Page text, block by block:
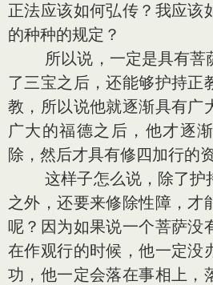
正法应该如何弘传？我应该
的种种的规定？
所以说，一定是具有菩
了三宝之后，还能够护持正
教，所以说他就逐渐具有广
广大的福德之后，他才逐
除，然后才具有修四加行的资
这样子怎么说，除了护
之外，还要来修除性障，才
呢？因为如果说一个菩萨没
在作观行的时候，他一定没
功，他一定会落在事相上，